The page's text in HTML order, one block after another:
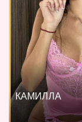
КАМИЛЛА